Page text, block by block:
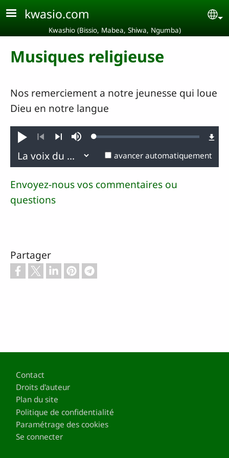
Aller au contenu principal
kwasio.com
Kwashio (Bissio, Mabea, Shiwa, Ngumba)
Musiques religieuse
Nos remerciement a notre jeunesse qui loue
Dieu en notre langue
Jouer
Précédent
SourdineLoaded:
avancer automatiquement
Envoyez-nous vos commentaires ou
questions
Partager
Pied de page
Contact
Droits d'auteur
Plan du site
Politique de confidentialité
Paramétrage des cookies
Se connecter